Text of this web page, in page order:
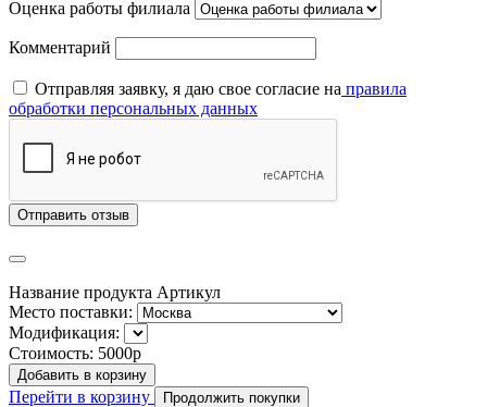
Оценка работы филиала
Комментарий
Отправляя заявку, я даю свое согласие на правила
обработки персональных данных
Отправить отзыв
Название продукта Артикул
Место поставки:
Модификация:
Стоимость: 5000р
Добавить в корзину
Перейти в корзину Продолжить покупки